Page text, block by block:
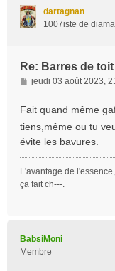
dartagnan
1007iste de
Re: Barres de
M
e
a
g
e
jeudi 03 août 2023,
Fait quand même
tiens,même ou tu
évite les bavures.
L'avantage de
ça fait ch---.
BabsiMoni
Membre